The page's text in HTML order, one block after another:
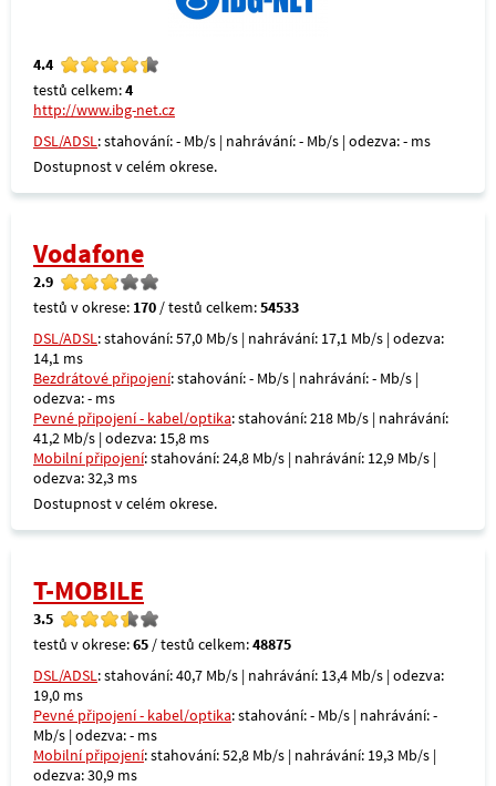
4.4
testů celkem:4
http://www.ibg-net.cz
DSL/ADSL: stahování: - Mb/s | nahrávání: - Mb/s | odezva: - ms
Dostupnost v celém okrese.
Vodafone
2.9
testů v okrese: 170 / testů celkem:54533
DSL/ADSL: stahování: 57,0 Mb/s | nahrávání: 17,1 Mb/s | odezva:
14,1 ms
Bezdrátové připojení: stahování: - Mb/s | nahrávání: - Mb/s |
odezva: - ms
Pevné připojení - kabel/optika: stahování: 218 Mb/s | nahrávání:
41,2 Mb/s | odezva: 15,8 ms
Mobilní připojení: stahování: 24,8 Mb/s | nahrávání: 12,9 Mb/s |
odezva: 32,3 ms
Dostupnost v celém okrese.
T-MOBILE
3.5
testů v okrese:65 / testů celkem:48875
DSL/ADSL: stahování: 40,7 Mb/s | nahrávání: 13,4 Mb/s | odezva:
19,0 ms
Pevné připojení - kabel/optika: stahování: - Mb/s | nahrávání: -
Mb/s | odezva: - ms
Mobilní připojení: stahování: 52,8 Mb/s | nahrávání: 19,3 Mb/s |
odezva: 30,9 ms